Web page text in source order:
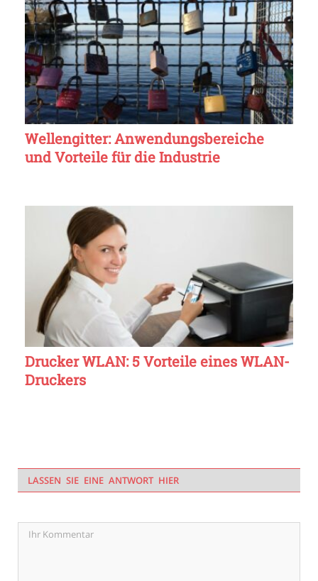
Wellengitter: Anwendungsbereiche
und Vorteile für die Industrie
Drucker WLAN: 5 Vorteile eines WLAN-
Druckers
LASSEN SIE EINE ANTWORT HIER